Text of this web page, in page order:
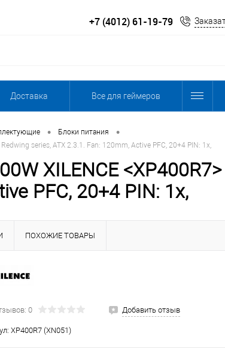
+7 (4012) 61-19-79
Доставка Все для геймеров
• Блоки питания •
series, ATX 2.3.1. Fan: 120mm, Active PFC, 20+4 PIN: 1x,
XILENCE
PFC, 20+4 PIN: 1x,
ПОХОЖИЕ ТОВАРЫ
0 Добавить отзыв
XP400R7 (XN051)